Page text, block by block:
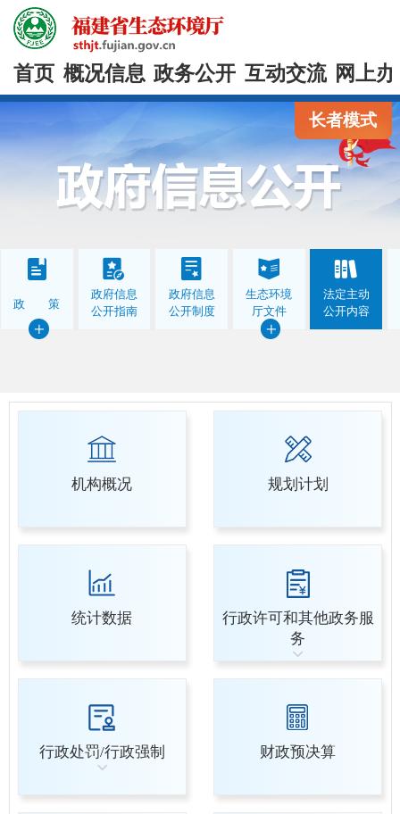
首页 概况信息 政务公开 互动交流 网上
长者模式
政 策
政府信息
公开指南
政府信息
公开制度
生态环境
厅文件
法定主动
公开内容
机构概况 规划计划
统计数据
行政许可和其他政务服
务
行政处罚/行政强制 财政预决算